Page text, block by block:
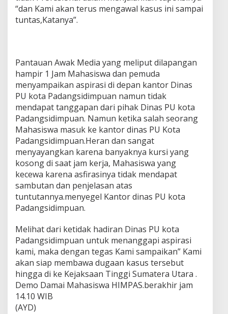
“dan Kami akan terus mengawal kasus ini sampai
tuntas,Katanya”.
Pantauan Awak Media yang meliput dilapangan
hampir 1 Jam Mahasiswa dan pemuda
menyampaikan aspirasi di depan kantor Dinas
PU kota Padangsidimpuan namun tidak
mendapat tanggapan dari pihak Dinas PU kota
Padangsidimpuan. Namun ketika salah seorang
Mahasiswa masuk ke kantor dinas PU Kota
Padangsidimpuan.Heran dan sangat
menyayangkan karena banyaknya kursi yang
kosong di saat jam kerja, Mahasiswa yang
kecewa karena asfirasinya tidak mendapat
sambutan dan penjelasan atas
tuntutannya.menyegel Kantor dinas PU kota
Padangsidimpuan.
Melihat dari ketidak hadiran Dinas PU kota
Padangsidimpuan untuk menanggapi aspirasi
kami, maka dengan tegas Kami sampaikan” Kami
akan siap membawa dugaan kasus tersebut
hingga di ke Kejaksaan Tinggi Sumatera Utara .
Demo Damai Mahasiswa HIMPAS.berakhir jam
14.10 WIB
(AYD)